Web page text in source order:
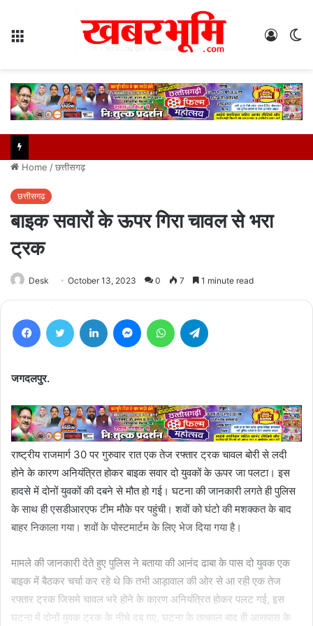
Log
Home /छत्तीसगढ़
छत्तीसगढ़
बाइक सवारों के ऊपर गिरा चावल से भरा
ट्रक
Desk October 13, 2023 0 7 1 minute read
FacebookTwitter LinkedIn MessengerWhatsApp
जगदलपुर.
राष्ट्रीय राजमार्ग 30 पर गुरुवार रात एक तेज रफ्तार ट्रक चावल बोरी से लदी
होने के कारण अनियंत्रित होकर बाइक सवार दो युवकों के ऊपर जा पलटा। इस
हादसे में दोनों युवकों की दबने से मौत हो गई। घटना की जानकारी लगते ही पुलिस
के साथ ही एसडीआरएफ टीम मौके पर पहुंची। शवों को घंटो की मशक्कत के बाद
बाहर निकाला गया। शवों के पोस्टमार्टम के लिए भेज दिया गया है।
मामले की जानकारी देते हुए पुलिस ने बताया की आनंद ढाबा के पास दो युवक एक
बाइक में बैठकर चर्चा कर रहे थे कि तभी आड़ावाल की ओर से आ रही एक तेज
रफ्तार ट्रक जिसमे चावल भरे होने के कारण अनियंत्रित होकर पलट गई, इस
घटना में दोनों युवक ट्रक के नीचे दब गए, घटना के तत्काल बाद ही आसपास के